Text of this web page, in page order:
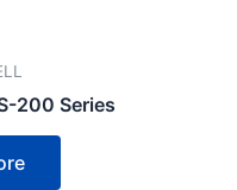
200 Series